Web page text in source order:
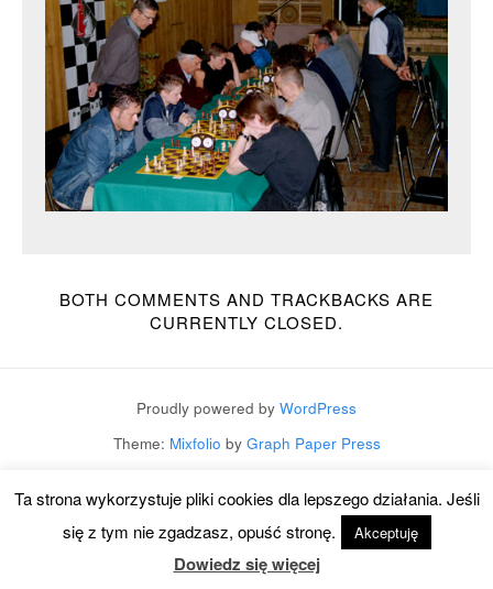
BOTH COMMENTS AND TRACKBACKS ARE
CURRENTLY CLOSED.
Proudly powered by WordPress
Theme: Mixfolio by Graph Paper Press
Ta strona wykorzystuje pliki cookies dla lepszego działania. Jeśli
się z tym nie zgadzasz, opuść stronę.
Akceptuję
Dowiedz się więcej